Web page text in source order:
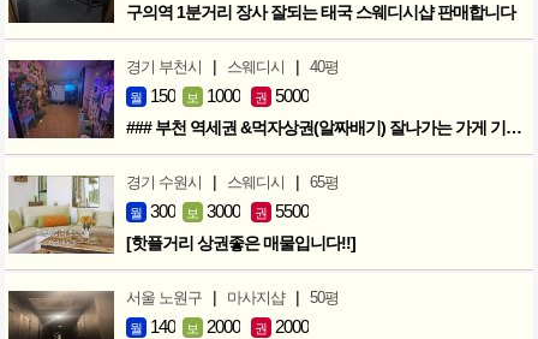
구의역 1분거리 장사 잘되는 태국 스웨디시샵 판매합니다
경기 부천시 | 스웨디시 | 40평
월 150 보 1000 권 5000
### 부천 역세권 &먹자상권(알짜배기) 잘나가는 가게 기회입니다 ###
경기 수원시 | 스웨디시 | 65평
월 300 보 3000 권 5500
[핫플거리 상권좋은 매물입니다!!]
서울 노원구 | 마사지샵 | 50평
월 140 보 2000 권 2000